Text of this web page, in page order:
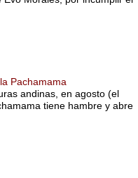
Pachamama
andinas, en agosto (el
tiene hambre y abre